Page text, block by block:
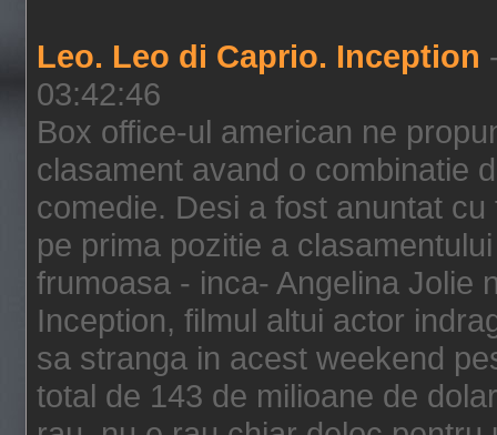
Leo. Leo di Caprio. Inception
03:42:46
Box office-ul american ne
clasament avand o combinatie
comedie. Desi a fost anuntat
pe prima pozitie a
frumoasa - inca- Angelina Jolie
Inception, filmul altui actor
sa stranga in acest weekend
total de 143 de milioane de